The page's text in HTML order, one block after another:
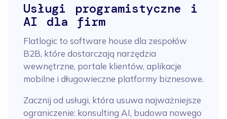
Usługi programistyczne i
AI dla firm
Flatlogic to software house dla zespołów
B2B, które dostarczają narzędzia
wewnętrzne, portale klientów, aplikacje
mobilne i długowieczne platformy biznesowe.
Zacznij od usługi, która usuwa najważniejsze
ograniczenie: konsulting AI, budowa nowego